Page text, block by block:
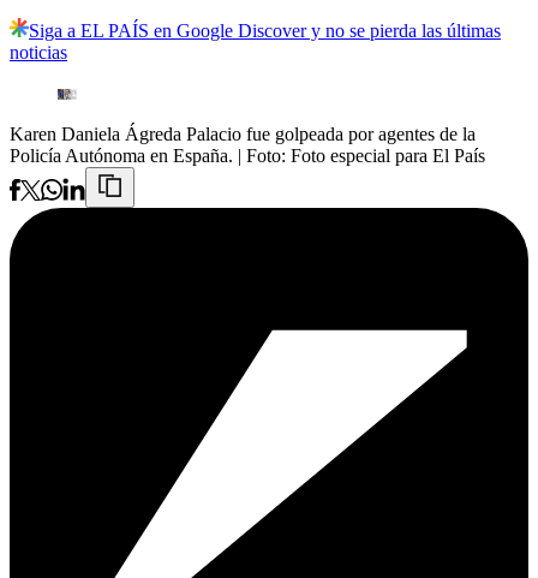
Siga a EL PAÍS en Google Discover y no se pierda las últimas
noticias
Karen Daniela Ágreda Palacio fue golpeada por agentes de la
Policía Autónoma en España. | Foto: Foto especial para El País